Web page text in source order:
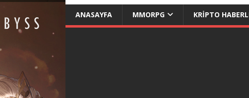
ANASAYFA MMORPG KRIPTO